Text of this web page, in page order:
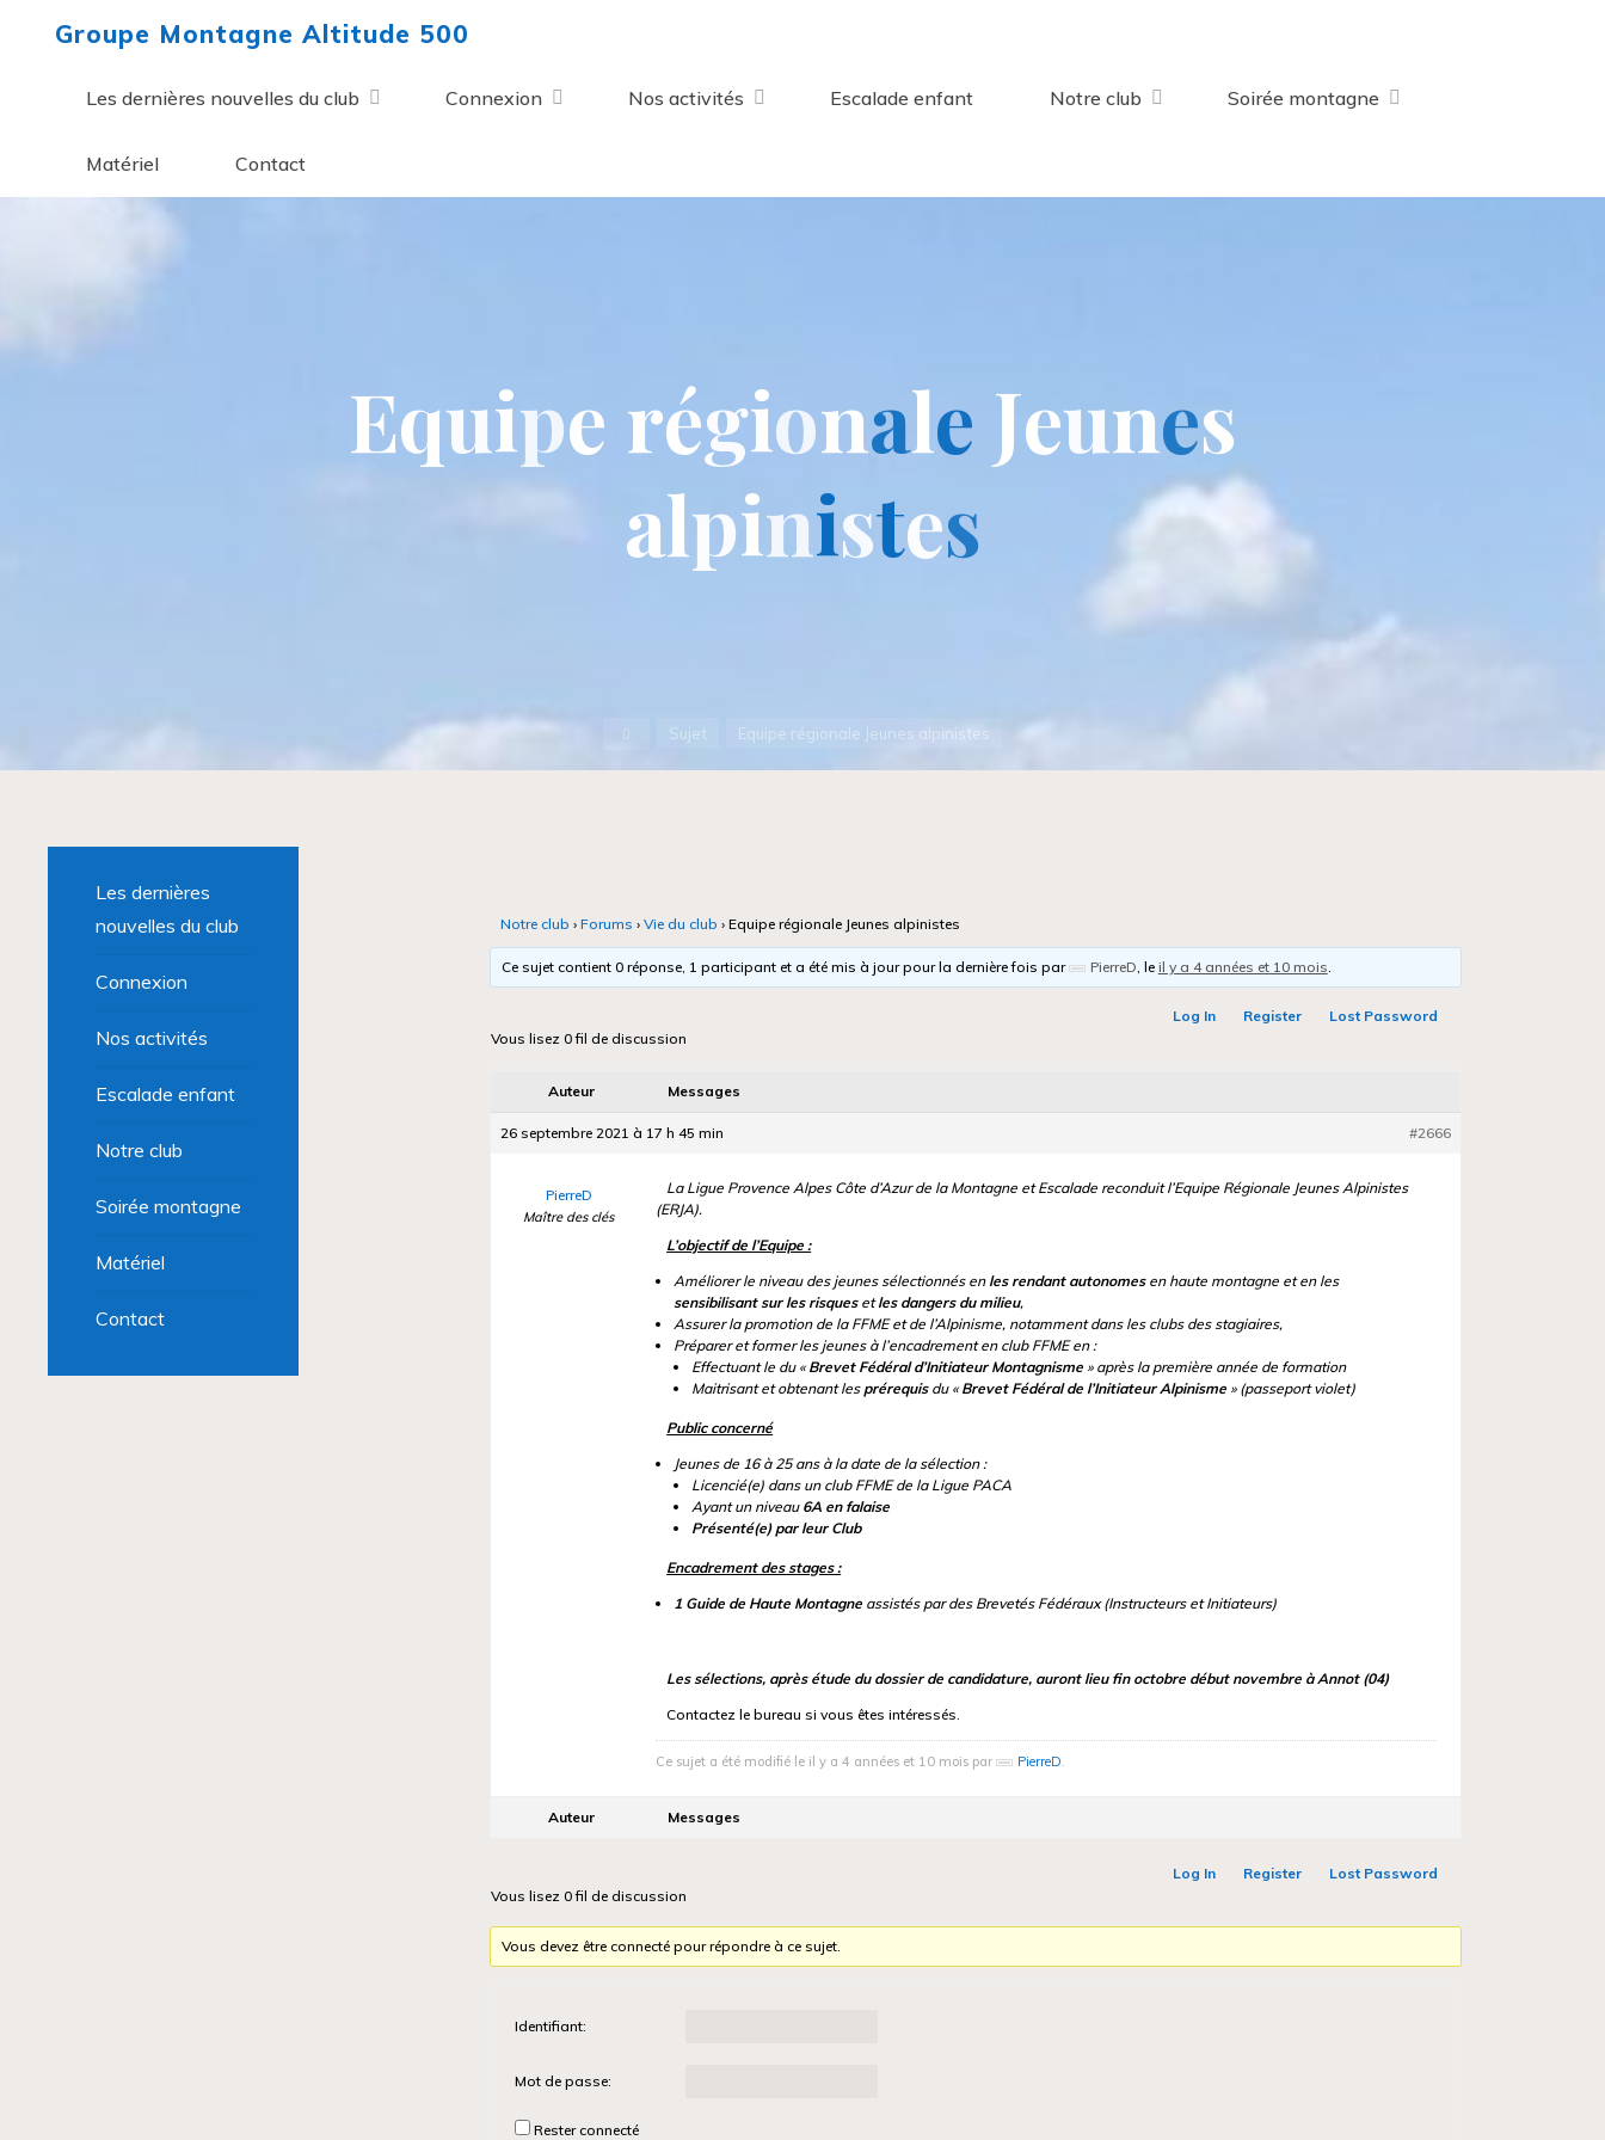
Groupe Montagne Altitude 500
Les dernières nouvelles du club Connexion Nos activités Escalade enfant Notre club Soirée montagne
Matériel Contact
Equipe régionale Jeunes
alpinistes
AccueilSujet Equipe régionale Jeunes alpinistes
Notre club › Forums › Vie du club › Equipe régionale Jeunes alpinistes
Ce sujet contient 0 réponse, 1 participant et a été mis à jour pour la dernière fois par PierreD , le il y a 4 années et 10 mois
Log In Register
Lost Password
Vous lisez 0 fil de discussion
Auteur Messages
26 septembre 2021 à 17 h 45 min #2666
PierreD
Maître des clés
La Ligue Provence Alpes Côte d’Azur de la Montagne et Escalade reconduit l’Equipe Régionale Jeunes Alpinistes
(ERJA).
L’objectif de l’Equipe :
Améliorer le niveau des jeunes sélectionnés en les rendant autonomesen haute montagne et en les
sensibilisant sur les risquesetles dangers du milieu,
Assurer la promotion de la FFME et de l’Alpinisme, notamment dans les clubs des stagiaires,
Préparer et former les jeunes à l’encadrement en club FFME en :
Effectuant le du «Brevet Fédéral d’Initiateur Montagnisme» après la première année de formation
Maitrisant et obtenant les prérequisdu «Brevet Fédéral de l’Initiateur Alpinisme» (passeport violet)
Public concerné
Jeunes de 16 à 25 ans à la date de la sélection :
Licencié(e) dans un club FFME de la Ligue PACA
Ayant un niveau 6A en falaise
Présenté(e) par leur Club
Encadrement des stages :
1 Guide de Haute Montagneassistés par des Brevetés Fédéraux (Instructeurs et Initiateurs)
Les sélections, après étude du dossier de candidature, auront lieu fin octobre début novembre à Annot (04)
Contactez le bureau si vous êtes intéressés.
Ce sujet a été modifié le il y a 4 années et 10 mois par PierreD
Auteur Messages
Log In Register
Lost Password
Vous lisez 0 fil de discussion
Vous devez être connecté pour répondre à ce sujet.
Identifiant:
Mot de passe:
Rester connecté
Les dernières
nouvelles du club
Connexion
Nos activités
Escalade enfant
Notre club
Soirée montagne
Matériel
Contact